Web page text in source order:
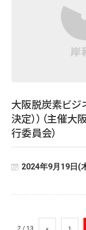
大阪脱炭素ビジ
決定））（主催
行委員会）
2024年9月19日(